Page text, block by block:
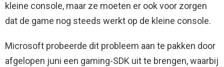
kleine console, maar ze moeten er ook voor zorgen
dat de game nog steeds werkt op de kleine console.
Microsoft probeerde dit probleem aan te pakken door
afgelopen juni een gaming-SDK uit te brengen, waarbij